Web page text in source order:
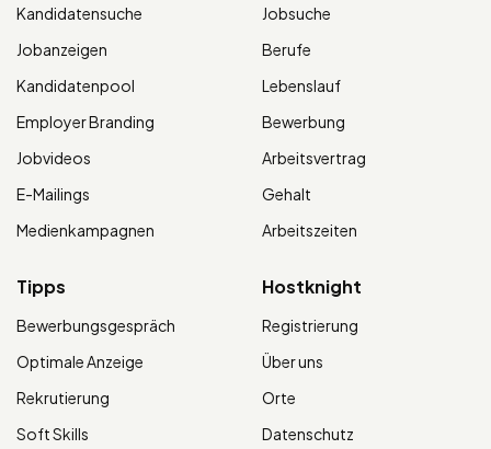
Kandidatensuche
Jobanzeigen
Kandidatenpool
Employer Branding
Jobvideos
E-Mailings
Medienkampagnen
Jobsuche
Berufe
Lebenslauf
Bewerbung
Arbeitsvertrag
Gehalt
Arbeitszeiten
Tipps
Bewerbungsgespräch
Optimale Anzeige
Rekrutierung
Soft Skills
Hostknight
Registrierung
Über uns
Orte
Datenschutz